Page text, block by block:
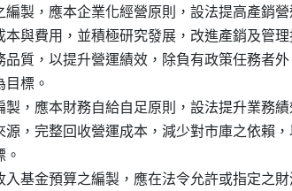
編製，應本企業化經營原則，設法提高產銷營
本與費用，並積極研究發展，改進產銷及管
品質，以提升營運績效，除負有政策任務者
目標。
製，應本財務自給自足原則，設法提升業務
源，完整回收營運成本，減少對市庫之依賴
。
入基金預算之編製，應在法令允許或指定之